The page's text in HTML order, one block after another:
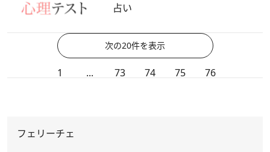
占い
次の20件を表示
1 ... 73 74 75 76
フェリーチェ